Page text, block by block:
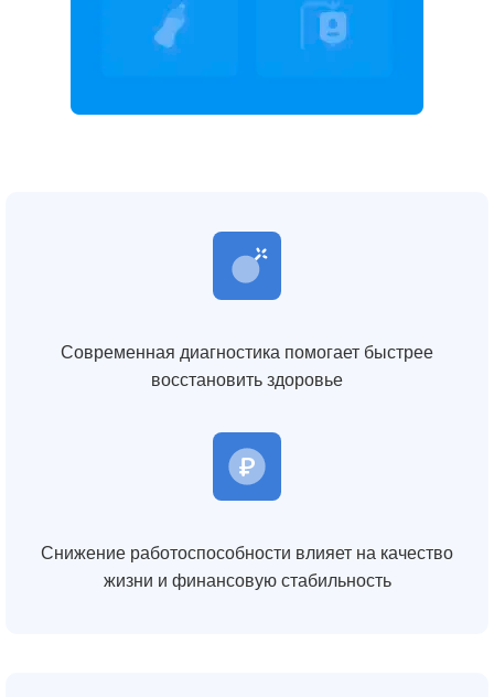
Современная диагностика помогает быстрее
восстановить здоровье
Снижение работоспособности влияет на качество
жизни и финансовую стабильность